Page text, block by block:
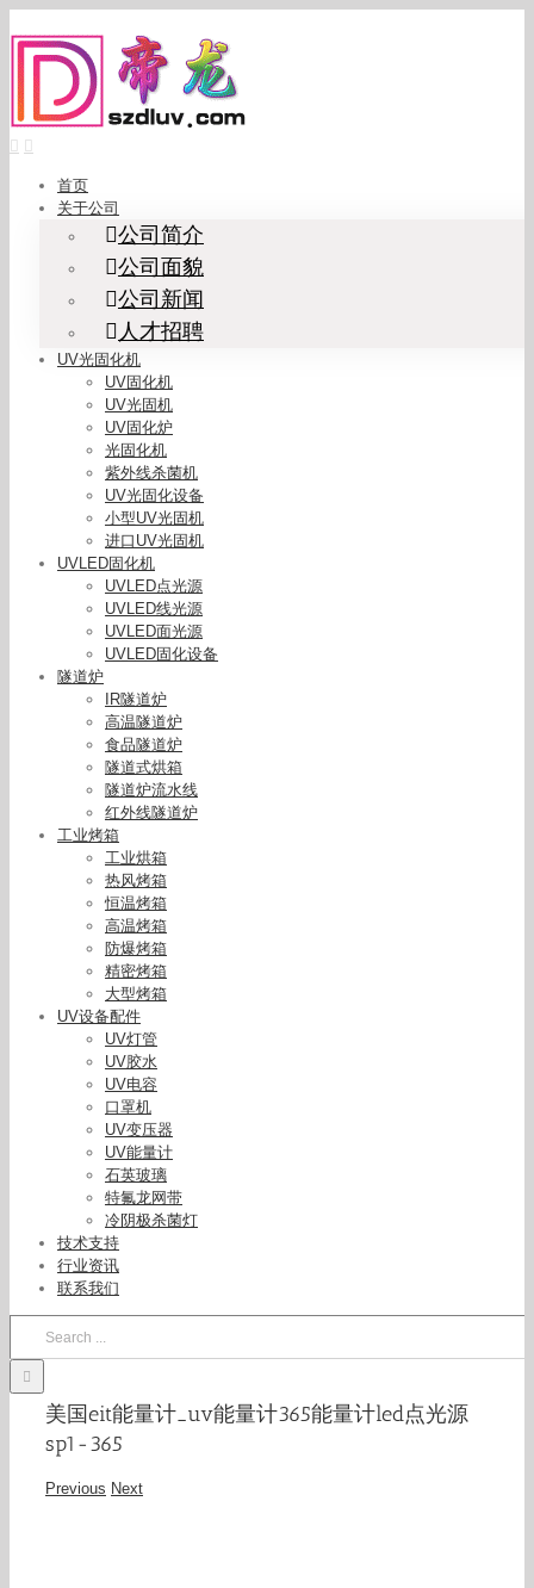
to
content
首页
关于公司
公司简介
公司面貌
公司新闻
人才招聘
UV光固化机
UV固化机
UV光固机
UV固化炉
光固化机
紫外线杀菌机
UV光固化设备
小型UV光固机
进口UV光固机
UVLED固化机
UVLED点光源
UVLED线光源
UVLED面光源
UVLED固化设备
隧道炉
IR隧道炉
高温隧道炉
食品隧道炉
隧道式烘箱
隧道炉流水线
红外线隧道炉
工业烤箱
工业烘箱
热风烤箱
恒温烤箱
高温烤箱
防爆烤箱
精密烤箱
大型烤箱
UV设备配件
UV灯管
UV胶水
UV电容
口罩机
UV变压器
UV能量计
石英玻璃
特氟龙网带
冷阴极杀菌灯
技术支持
行业资讯
联系我们
美国eit能量计_uv能量计365能量计led点光源
sp1-365
Previous Next